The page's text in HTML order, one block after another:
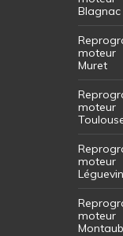
Blagnac
moteur
Muret
moteur
moteur
Léguevin
moteur